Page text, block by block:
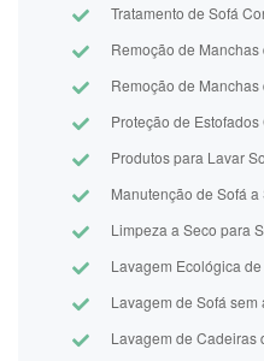
Tratamento de Sofá
Remoção de
Remoção de
Proteção de
Produtos para Lavar
Manutenção de Sofá
Limpeza a Seco para
Lavagem Ecológica
Lavagem de Sofá sem
Lavagem de Cadeiras